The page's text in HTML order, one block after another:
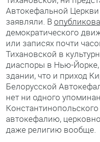
Автокефальной
заявляли. В
демократического
или записях почти
Тихановской в
диаспоры в Нью-
здании, что и приход
Белорусской
нет ни одного
автокефалию,
даже религию вообще.